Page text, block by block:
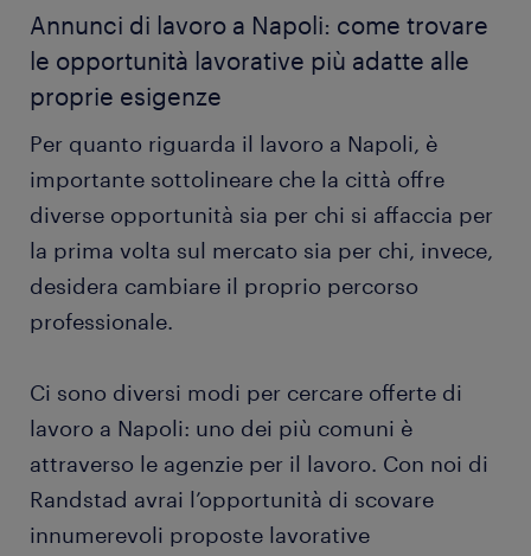
Annunci di lavoro a Napoli: come trovare
le opportunità lavorative più adatte alle
proprie esigenze
Per quanto riguarda il lavoro a Napoli, è
importante sottolineare che la città offre
diverse opportunità sia per chi si affaccia per
la prima volta sul mercato sia per chi, invece,
desidera cambiare il proprio percorso
professionale.
Ci sono diversi modi per cercare offerte di
lavoro a Napoli: uno dei più comuni è
attraverso le agenzie per il lavoro. Con noi di
Randstad avrai l’opportunità di scovare
innumerevoli proposte lavorative